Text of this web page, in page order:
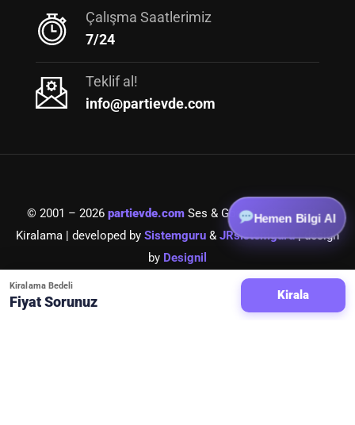
Çalışma Saatlerimiz
7/24
Teklif al!
info@partievde.com
© 2001 – 2026 partievde.comSes & Görüntü Ekipmanları
Kiralama | developed by Sistemguru & JRsistemguru| design
by Designil
partievde.com bir ceysound iştirakidir.
Hemen Bilgi Al
Kiralama Bedeli
Fiyat Sorunuz Kirala